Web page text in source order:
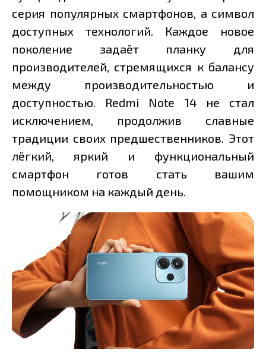
серия популярных смартфонов, а символ
доступных технологий. Каждое новое
поколение задаёт планку для
производителей, стремящихся к балансу
между производительностью и
доступностью. Redmi Note 14 не стал
исключением, продолжив славные
традиции своих предшественников. Этот
лёгкий, яркий и функциональный
смартфон готов стать вашим
помощником на каждый день.